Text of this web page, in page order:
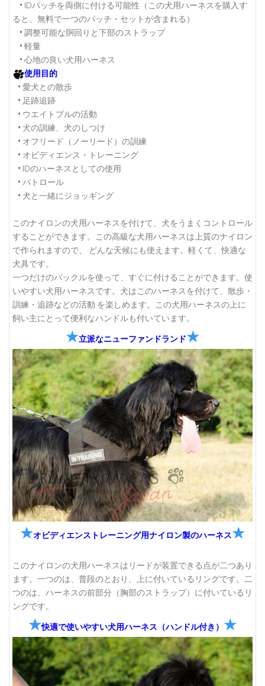
• IDパッチを両側に付ける可能性（この犬用ハーネスを購入す
ると、無料で一つのパッチ・セットが含まれる）
• 調整可能な胴回りと下部のストラップ
• 軽量
• 心地の良い犬用ハーネス
使用目的
• 愛犬との散歩
• 足跡追跡
• ウエイトプルの活動
• 犬の訓練、犬のしつけ
• オフリード（ノーリード）の訓練
• オビディエンス・トレーニング
• IDのハーネスとしての使用
• パトロール
• 犬と一緒にジョッギング
このナイロンの犬用ハーネスを付けて、犬をうまくコントロール
することができます。この高級な犬用ハーネスは上質のナイロン
で作られますので、 どんな天候にも使えます。軽くて、快適な
犬具です。
一つだけのバックルを使って、すぐに付けることができます。使
いやすい犬用ハーネスです。犬はこのハーネスを付けて、散歩・
訓練・追跡などの活動 を楽しめます。この犬用ハーネスの上に
飼い主にとって便利なハンドルも付いています。
★立派なニューファンドランド★
★オビディエンストレーニング用ナイロン製のハーネス★
このナイロンの犬用ハーネスはリードが装置できる点が二つあり
ます。一つのは、普段のとおり、上に付いているリングです。二
つのは、ハーネスの前部分（胸部のストラップ）に付いているリ
ングです。
★快適で使いやすい犬用ハーネス（ハンドル付き） ★